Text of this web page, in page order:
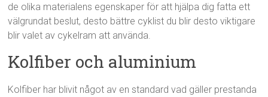
de olika materialens egenskaper för att hjälpa dig fatta ett
välgrundat beslut, desto bättre cyklist du blir desto viktigare
blir valet av cykelram att använda.
Kolfiber och aluminium
Kolfiber har blivit något av en standard vad gäller prestanda